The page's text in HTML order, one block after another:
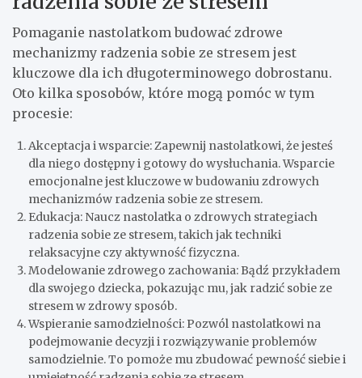
Pomaganie nastolatkom budować zdrowe
mechanizmy radzenia sobie ze stresem jest
kluczowe dla ich długoterminowego dobrostanu.
Oto kilka sposobów, które mogą pomóc w tym
procesie:
Akceptacja i wsparcie: Zapewnij nastolatkowi, że jesteś
dla niego dostępny i gotowy do wysłuchania. Wsparcie
emocjonalne jest kluczowe w budowaniu zdrowych
mechanizmów radzenia sobie ze stresem.
Edukacja: Naucz nastolatka o zdrowych strategiach
radzenia sobie ze stresem, takich jak techniki
relaksacyjne czy aktywność fizyczna.
Modelowanie zdrowego zachowania: Bądź przykładem
dla swojego dziecka, pokazując mu, jak radzić sobie ze
stresem w zdrowy sposób.
Wspieranie samodzielności: Pozwól nastolatkowi na
podejmowanie decyzji i rozwiązywanie problemów
samodzielnie. To pomoże mu zbudować pewność siebie i